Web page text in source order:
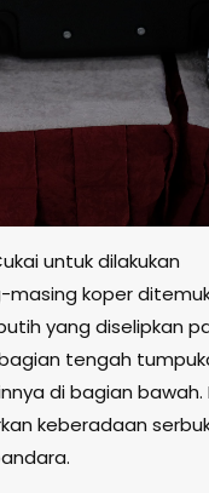
untuk dilakukan
masing koper
yang diselipkan
tengah
di bagian bawah.
keberadaan